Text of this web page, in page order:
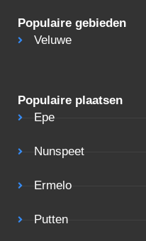
Populaire gebieden
Veluwe
Populaire plaatsen
Epe
Nunspeet
Ermelo
Putten